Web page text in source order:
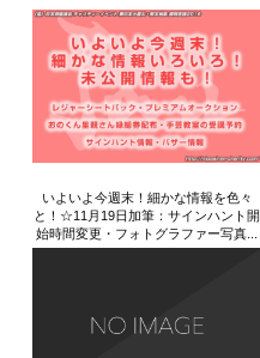
いよいよ今週末！細かな情報を色々
と！☆11月19日加筆：サインハント開
始時間変更・フォトグラファー写真...